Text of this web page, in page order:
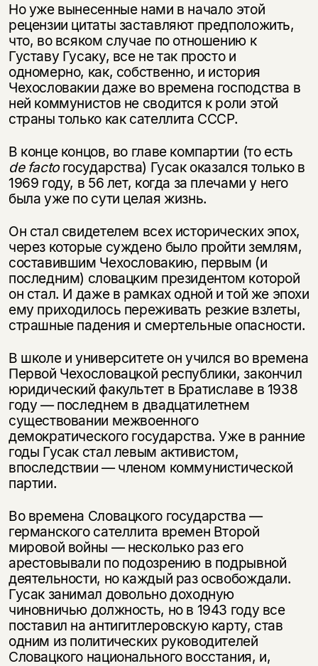
Но уже вынесенные нами в начало этой
рецензии цитаты заставляют предположить,
что, во всяком случае по отношению к
Густаву Гусаку, все не так просто и
одномерно, как, собственно, и история
Чехословакии даже во времена господства в
ней коммунистов не сводится к роли этой
страны только как сателлита СССР.
В конце концов, во главе компартии (то есть
defactoгосударства) Гусак оказался только в
1969 году, в 56 лет, когда за плечами у него
была уже по сути целая жизнь.
Он стал свидетелем всех исторических эпох,
через которые суждено было пройти землям,
составившим Чехословакию, первым (и
последним) словацким президентом которой
он стал. И даже в рамках одной и той же эпохи
ему приходилось переживать резкие взлеты,
страшные падения и смертельные опасности.
В школе и университете он учился во времена
Первой Чехословацкой республики, закончил
юридический факультет в Братиславе в 1938
году — последнем в двадцатилетнем
существовании межвоенного
демократического государства. Уже в ранние
годы Гусак стал левым активистом,
впоследствии — членом коммунистической
партии.
Во времена Словацкого государства —
германского сателлита времен Второй
мировой войны — несколько раз его
арестовывали по подозрению в подрывной
деятельности, но каждый раз освобождали.
Гусак занимал довольно доходную
чиновничью должность, но в 1943 году все
поставил на антигитлеровскую карту, став
одним из политических руководителей
Словацкого национального восстания, и,